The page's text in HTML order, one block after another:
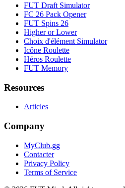
FUT Draft Simulator
FC 26 Pack Opener
FUT Spins 26
Higher or Lower
Choix d'élément Simulator
Icône Roulette
Héros Roulette
FUT Memory
Resources
Articles
Company
MyClub.gg
Contacter
Privacy Policy
Terms of Service